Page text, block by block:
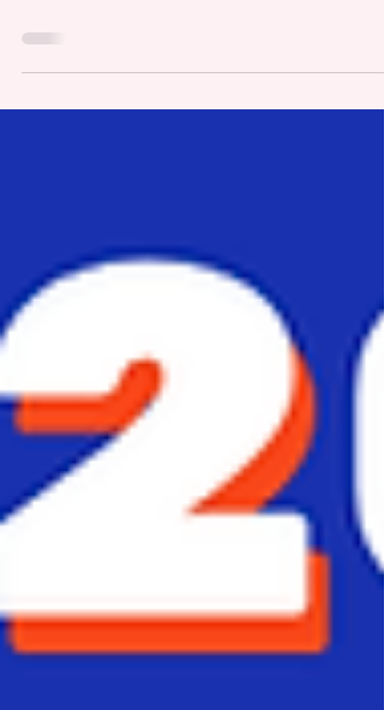
Mostrado!